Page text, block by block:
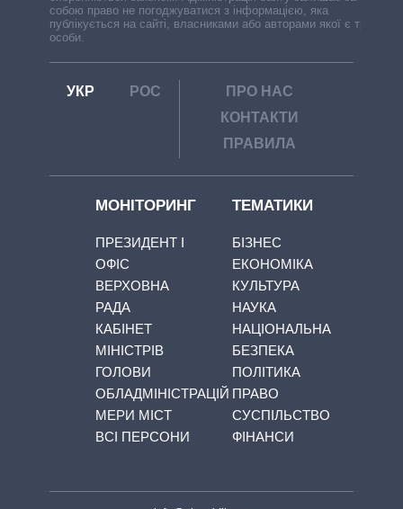
собою право не погоджуватися з інформацією, яка
публікується на сайті, власниками або авторами якої є треті
особи.
УКР РОС
ПРО НАС
КОНТАКТИ
ПРАВИЛА
МОНІТОРИНГ
ПРЕЗИДЕНТ І
ОФІС
ВЕРХОВНА
РАДА
КАБІНЕТ
МІНІСТРІВ
ГОЛОВИ
ОБЛАДМІНІСТРАЦІЙ
МЕРИ МІСТ
ВСІ ПЕРСОНИ
ТЕМАТИКИ
БІЗНЕС
ЕКОНОМІКА
КУЛЬТУРА
НАУКА
НАЦІОНАЛЬНА
БЕЗПЕКА
ПОЛІТИКА
ПРАВО
СУСПІЛЬСТВО
ФІНАНСИ